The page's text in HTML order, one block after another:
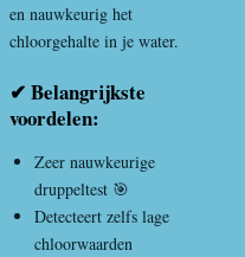
en nauwkeurig het
chloorgehalte in je water.
✔ Belangrijkste
voordelen:
Zeer nauwkeurige
druppeltest 🎯
Detecteert zelfs lage
chloorwaarden